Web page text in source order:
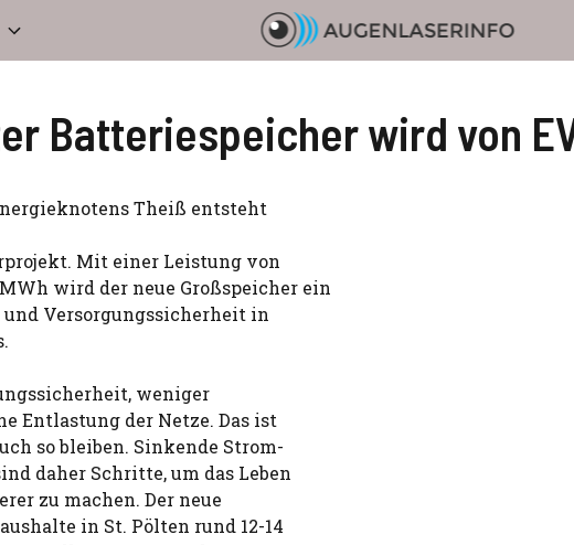
Batteriespeicher wird von
Theiß entsteht
Mit einer Leistung von
wird der neue Großspeicher ein
Versorgungssicherheit in
weniger
Entlastung der Netze. Das ist
so bleiben. Sinkende Strom-
daher Schritte, um das Leben
zu machen. Der neue
in St. Pölten rund 12-14